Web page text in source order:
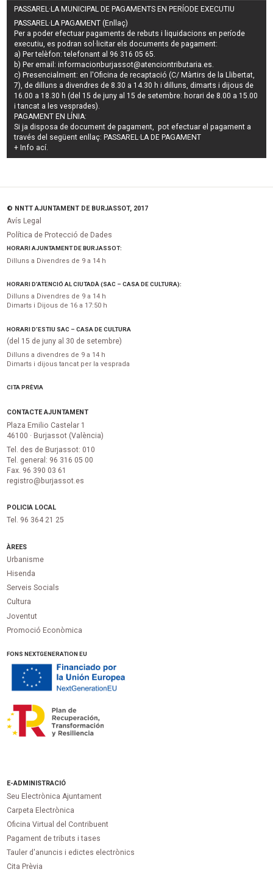
PASSAREL·LA MUNICIPAL DE PAGAMENTS EN PERÍODE EXECUTIU
PASSAREL·LA PAGAMENT (Enllaç)
Per a poder efectuar pagaments derebuts i liquidacions en període
executiu, es podran sol·licitar els documents de pagament:
a) Per telèfon: telefonant al 96 316 05 65.
b) Per email:informacionburjassot@atenciontributaria.es.
c) Presencialment: en l'Oficina de recaptació (C/ Màrtirs de la Llibertat,
7), de dilluns a divendres de 8.30 a 14.30 h i dilluns, dimarts i dijous de
16.00 a 18.30 h (del 15 de juny al 15 de setembre: horari de 8.00 a 15.00
i tancat a les vesprades).
PAGAMENT EN LÍNIA:
Si ja disposa de document de pagament, pot efectuar el pagament a
través del següent enllaç: PASSAREL·LA DE PAGAMENT
+ Info ací.
© NNTT AJUNTAMENT DE BURJASSOT, 2017
Avís Legal
Política de Protecció de Dades
HORARI AJUNTAMENT DE BURJASSOT:
Dilluns a Divendres de 9 a 14 h
HORARI D’ATENCIÓ AL CIUTADÀ (SAC – CASA DE CULTURA):
Dilluns a Divendres de 9 a 14 h
Dimarts i Dijous de 16 a 17:50 h
HORARI D’ESTIU SAC – CASA DE CULTURA
(del 15 de juny al 30 de setembre)
Dilluns a divendres de 9 a 14 h
Dimarts i dijous tancat per la vesprada
CITA PRÈVIA
CONTACTE AJUNTAMENT
Plaza Emilio Castelar 1
46100 · Burjassot (València)
Tel. des de Burjassot: 010
Tel. general: 96 316 05 00
Fax. 96 390 03 61
registro@burjassot.es
POLICIA LOCAL
Tel. 96 364 21 25
ÀREES
Urbanisme
Hisenda
Serveis Socials
Cultura
Joventut
Promoció Econòmica
FONS NEXTGENERATION EU
E-ADMINISTRACIÓ
Seu Electrònica Ajuntament
Carpeta Electrònica
Oficina Virtual del Contribuent
Pagament de tributs i tases
Tauler d'anuncis i edictes electrònics
Cita Prèvia